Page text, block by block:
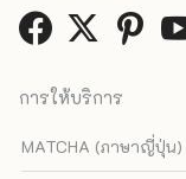
การให้บริการ
MATCHA (ภาษาญี่ปุ่น)